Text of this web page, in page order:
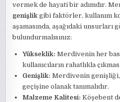
vermek de hayati bir adımdır.
genişlik gibi faktörler, kullanım
aşamasında, aşağıdaki unsurları
bulundurmalısınız:
Yükseklik: Merdivenin her
kullanıcıların rahatlıkla
Genişlik: Merdivenin
geçişine olanak tanımalıdır.
Malzeme Kalitesi: Köşebent